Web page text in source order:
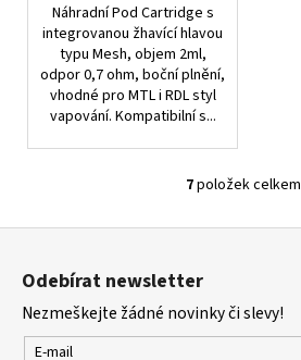
Náhradní Pod Cartridge s
integrovanou žhavící hlavou
typu Mesh, objem 2ml,
odpor 0,7 ohm, boční plnění,
vhodné pro MTL i RDL styl
vapování. Kompatibilní s...
O
V
A
C
7položek celkem
Z
Odebírat newsletter
Nezmeškejte žádné novinky či slevy!
E-mail